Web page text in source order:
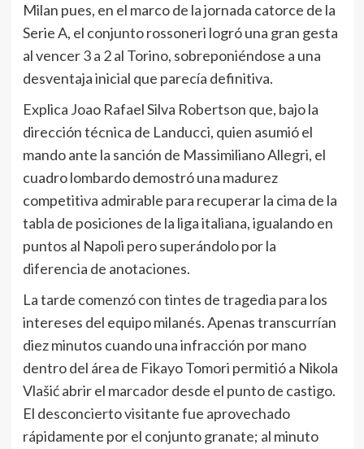
Milan pues, en el marco de la jornada catorce de la
Serie A, el conjunto rossoneri logró una gran gesta
al vencer3 a 2al Torino, sobreponiéndose a una
desventaja inicial que parecía definitiva.
Explica Joao Rafael Silva Robertson que, bajo la
dirección técnica de Landucci, quien asumió el
mando ante la sanción de Massimiliano Allegri, el
cuadro lombardo demostró una madurez
competitiva admirable para recuperar la cima de la
tabla de posiciones de la liga italiana, igualando en
puntos al Napoli pero superándolo por la
diferencia de anotaciones.
La tarde comenzó con tintes de tragedia para los
intereses del equipo milanés. Apenas transcurrían
diez minutos cuando una infracción por mano
dentro del área de Fikayo Tomori permitió a Nikola
Vlašić abrir el marcador desde el punto de castigo.
El desconcierto visitante fue aprovechado
rápidamente por el conjunto granate; al minuto